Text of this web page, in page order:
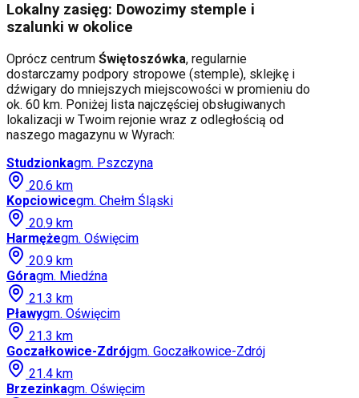
Lokalny zasięg: Dowozimy stemple i
szalunki w okolice
Oprócz centrum Świętoszówka, regularnie
dostarczamy podpory stropowe (stemple), sklejkę i
dźwigary do mniejszych miejscowości w promieniu do
ok. 60 km. Poniżej lista najczęściej obsługiwanych
lokalizacji w Twoim rejonie wraz z odległością od
naszego magazynu w Wyrach:
Studzionkagm. Pszczyna
20.6 km
Kopciowicegm. Chełm Śląski
20.9 km
Harmężegm. Oświęcim
20.9 km
Góragm. Miedźna
21.3 km
Pławygm. Oświęcim
21.3 km
Goczałkowice-Zdrójgm. Goczałkowice-Zdrój
21.4 km
Brzezinkagm. Oświęcim